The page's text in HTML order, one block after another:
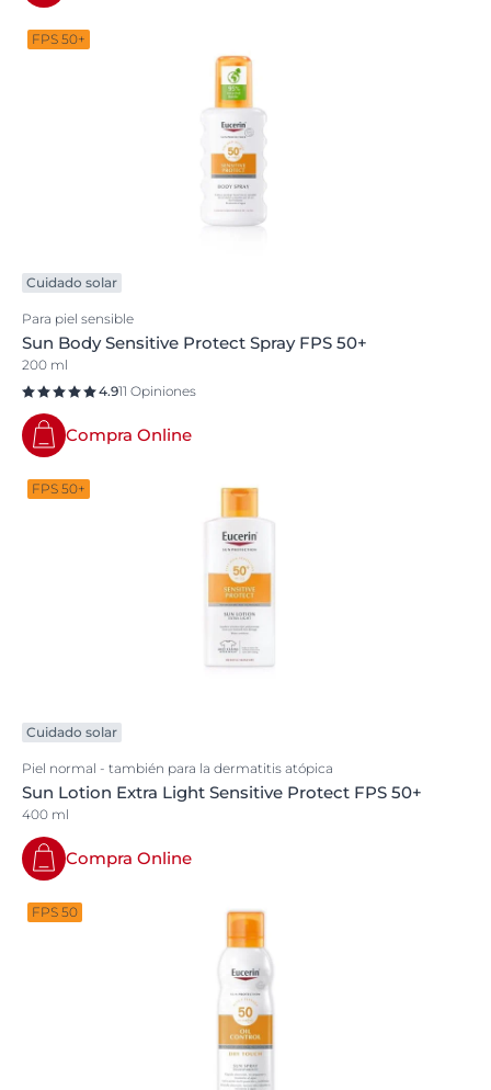
FPS 50+
Cuidado solar
Para piel sensible
Sun Body Sensitive Protect Spray FPS 50+
200 ml
4.911 Opiniones
Compra Online
FPS 50+
Cuidado solar
Piel normal - también para la dermatitis atópica
Sun Lotion Extra Light Sensitive Protect FPS 50+
400 ml
Compra Online
FPS 50